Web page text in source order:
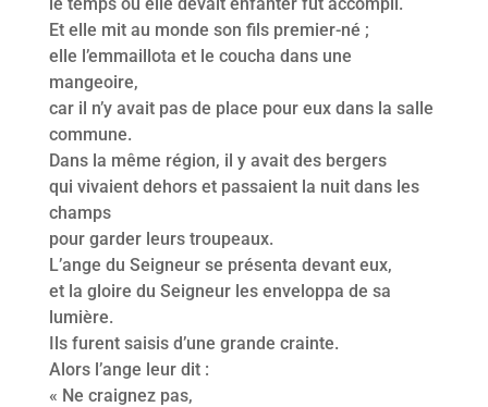
Et elle mit au monde son fils premier-né ;
elle l’emmaillota et le coucha dans une
mangeoire,
car il n’y avait pas de place pour eux dans la salle
commune.
Dans la même région, il y avait des bergers
qui vivaient dehors et passaient la nuit dans les
champs
pour garder leurs troupeaux.
L’ange du Seigneur se présenta devant eux,
et la gloire du Seigneur les enveloppa de sa
lumière.
Ils furent saisis d’une grande crainte.
Alors l’ange leur dit :
« Ne craignez pas,